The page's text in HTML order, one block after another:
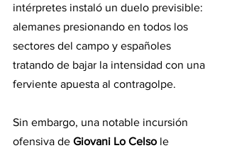
intérpretes instaló un duelo previsible:
alemanes presionando en todos los
sectores del campo y españoles
tratando de bajar la intensidad con una
ferviente apuesta al contragolpe.
Sin embargo, una notable incursión
ofensiva de Giovani Lo Celso le